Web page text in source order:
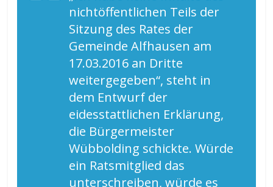
nichtöffentlichen Teils der
Sitzung des Rates der
Gemeinde Alfhausen am
17.03.2016 an Dritte
weitergegeben“, steht in
dem Entwurf der
eidesstattlichen Erklärung,
die Bürgermeister
Wübbolding schickte. Würde
ein Ratsmitglied das
unterschreiben, würde es